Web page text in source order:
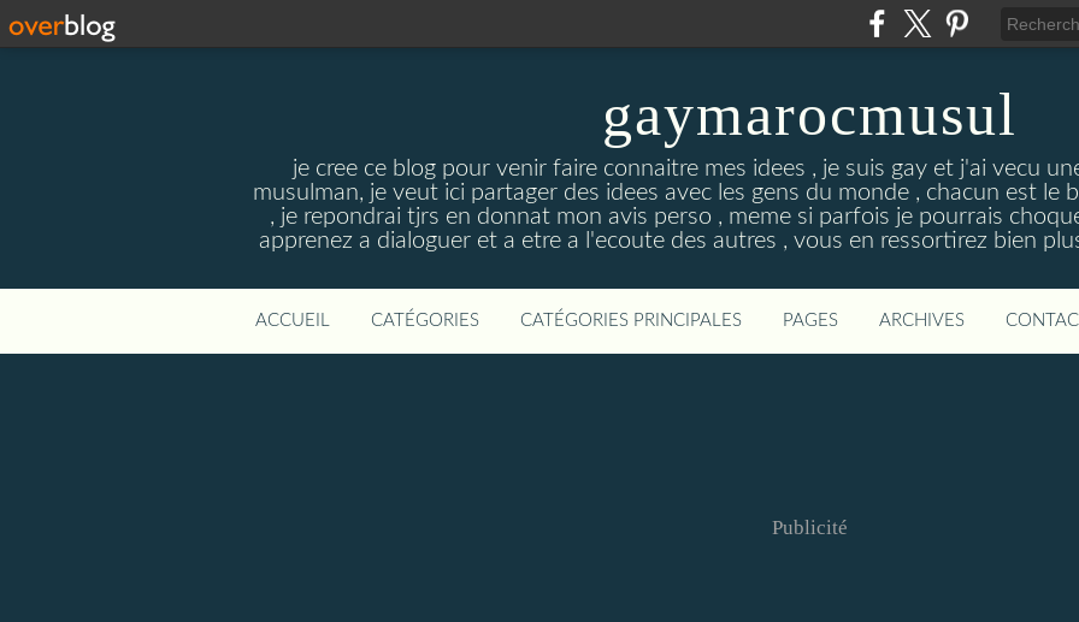
gaymarocmusul
je cree ce blog pour venir faire connaitre mes idees , je suis gay et j'ai vecu
musulman, je veut ici partager des idees avec les gens du monde , chacun est le
, je repondrai tjrs en donnat mon avis perso , meme si parfois je pourrais
apprenez a dialoguer et a etre a l'ecoute des autres , vous en ressortirez bien
ACCUEIL CATÉGORIES CATÉGORIES PRINCIPALES PAGES ARCHIVES
Publicité